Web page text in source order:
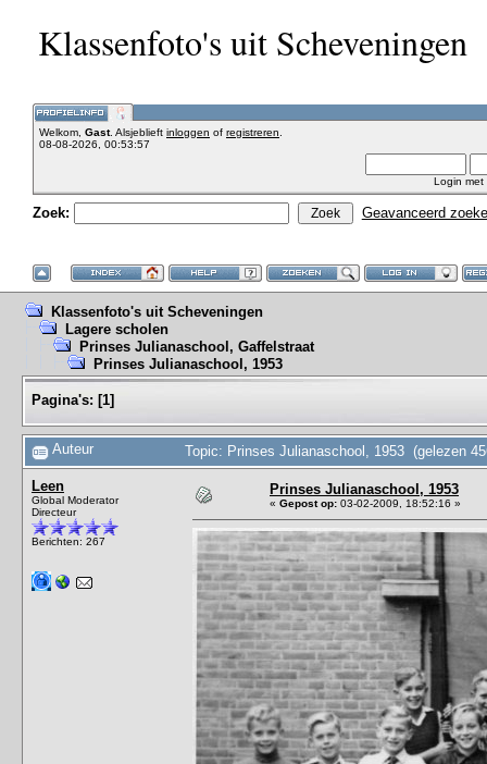
Klassenfoto's uit Scheveningen
Welkom, Gast. Alsjeblieft inloggen of registreren
08-08-2026, 00:53:57
Login met
Zoek: Geavanceerd
Klassenfoto's uit Scheveningen
Lagere scholen
Prinses Julianaschool, Gaffelstraat
Prinses Julianaschool, 1953
Pagina's: [1]
Auteur Topic: Prinses Julianaschool, 1953 (gelezen
Leen
Global Moderator
Directeur
Berichten: 267
Prinses Julianaschool, 1953
« Gepost op: 03-02-2009, 18:52:16 »